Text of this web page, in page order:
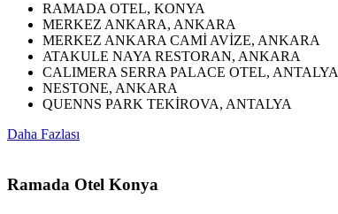
RAMADA OTEL, KONYA
MERKEZ ANKARA, ANKARA
MERKEZ ANKARA CAMİ AVİZE, ANKARA
ATAKULE NAYA RESTORAN, ANKARA
CALIMERA SERRA PALACE OTEL, ANTALYA
NESTONE, ANKARA
QUENNS PARK TEKİROVA, ANTALYA
Daha Fazlası
Ramada Otel Konya